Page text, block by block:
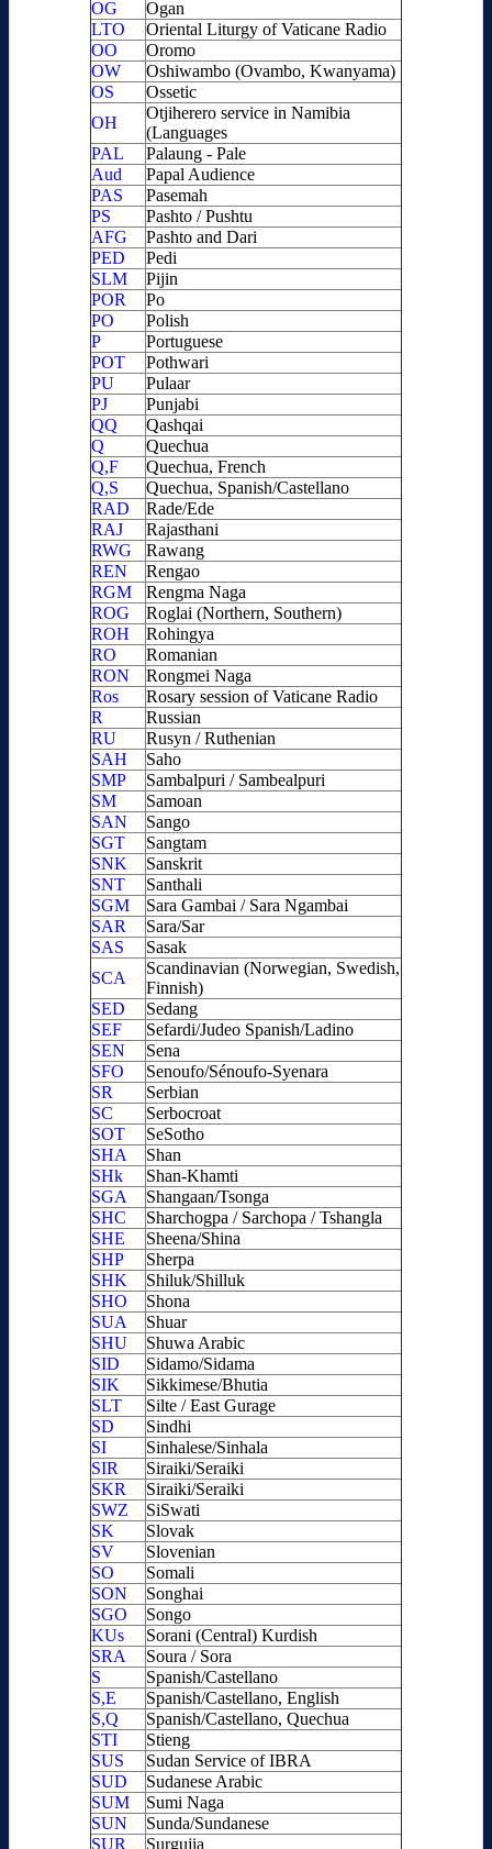
OG
Ogan
LTO
Oriental Liturgy of Vaticane Radio
OO
Oromo
OW
Oshiwambo (Ovambo, Kwanyama)
OS
Ossetic
OH
Otjiherero service in Namibia
(Languages
PAL
Palaung - Pale
Aud
Papal Audience
PAS
Pasemah
PS
Pashto / Pushtu
AFG
Pashto and Dari
PED
Pedi
SLM
Pijin
POR
Po
PO
Polish
P
Portuguese
POT
Pothwari
PU
Pulaar
PJ
Punjabi
QQ
Qashqai
Q
Quechua
Q,F
Quechua, French
Q,S
Quechua, Spanish/Castellano
RAD
Rade/Ede
RAJ
Rajasthani
RWG
Rawang
REN
Rengao
RGM
Rengma Naga
ROG
Roglai (Northern, Southern)
ROH
Rohingya
RO
Romanian
RON
Rongmei Naga
Ros
Rosary session of Vaticane Radio
R
Russian
RU
Rusyn / Ruthenian
SAH
Saho
SMP
Sambalpuri / Sambealpuri
SM
Samoan
SAN
Sango
SGT
Sangtam
SNK
Sanskrit
SNT
Santhali
SGM
Sara Gambai / Sara Ngambai
SAR
Sara/Sar
SAS
Sasak
SCA
Scandinavian (Norwegian, Swedish,
Finnish)
SED
Sedang
SEF
Sefardi/Judeo Spanish/Ladino
SEN
Sena
SFO
Senoufo/Sénoufo-Syenara
SR
Serbian
SC
Serbocroat
SOT
SeSotho
SHA
Shan
SHk
Shan-Khamti
SGA
Shangaan/Tsonga
SHC
Sharchogpa / Sarchopa / Tshangla
SHE
Sheena/Shina
SHP
Sherpa
SHK
Shiluk/Shilluk
SHO
Shona
SUA
Shuar
SHU
Shuwa Arabic
SID
Sidamo/Sidama
SIK
Sikkimese/Bhutia
SLT
Silte / East Gurage
SD
Sindhi
SI
Sinhalese/Sinhala
SIR
Siraiki/Seraiki
SKR
Siraiki/Seraiki
SWZ
SiSwati
SK
Slovak
SV
Slovenian
SO
Somali
SON
Songhai
SGO
Songo
KUs
Sorani (Central) Kurdish
SRA
Soura / Sora
S
Spanish/Castellano
S,E
Spanish/Castellano, English
S,Q
Spanish/Castellano, Quechua
STI
Stieng
SUS
Sudan Service of IBRA
SUD
Sudanese Arabic
SUM
Sumi Naga
SUN
Sunda/Sundanese
SUR
Surgujia